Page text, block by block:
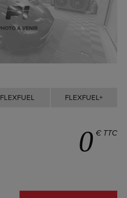
FLEXFUEL FLEXFUEL+
0 € TTC